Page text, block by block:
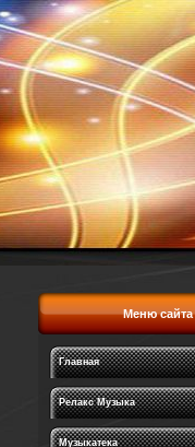
Меню сайта
Главная
Релакс Музыка
Музыкатека